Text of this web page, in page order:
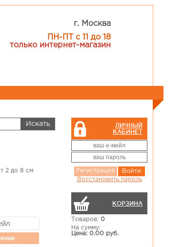
г. Москва
ПН-ПТ с 11 до 18
только интернет-магазин
ЛИЧНЫЙ
КАБИНЕТ
Регистрация
Войти
Восстановить пароль
КОРЗИНА
Товаров: 0
На сумму:
Цена: 0.00 руб.
2 до 8 см